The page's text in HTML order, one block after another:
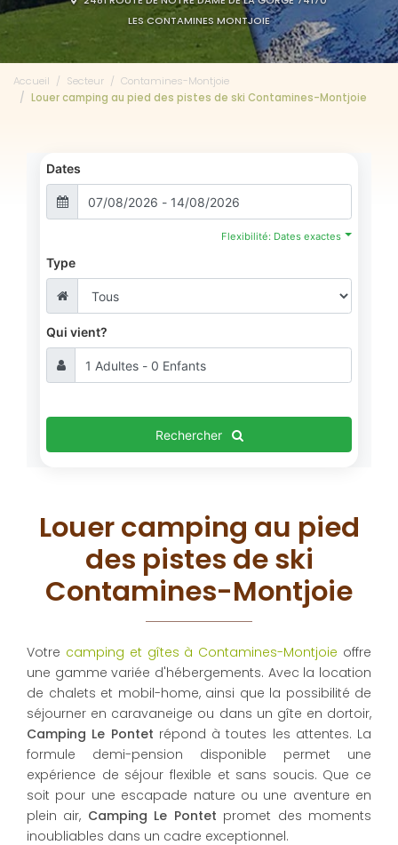
LES CONTAMINES MONTJOIE
Accueil Secteur
Contamines-Montjoie
Louer camping au pied des pistes de ski Contamines-Montjoie
Dates
Flexibilité: Dates exactes
Type
Qui vient?
Rechercher
Louer camping au pied
des pistes de ski
Contamines-Montjoie
Votre camping et gîtes à Contamines-Montjoie offre
une gamme variée d'hébergements. Avec la location
de chalets et mobil-home, ainsi que la possibilité de
séjourner en caravaneige ou dans un gîte en dortoir,
Camping Le Pontet répond à toutes les attentes. La
formule demi-pension disponible permet une
expérience de séjour flexible et sans soucis. Que ce
soit pour une escapade nature ou une aventure en
plein air, Camping Le Pontet promet des moments
inoubliables dans un cadre exceptionnel.